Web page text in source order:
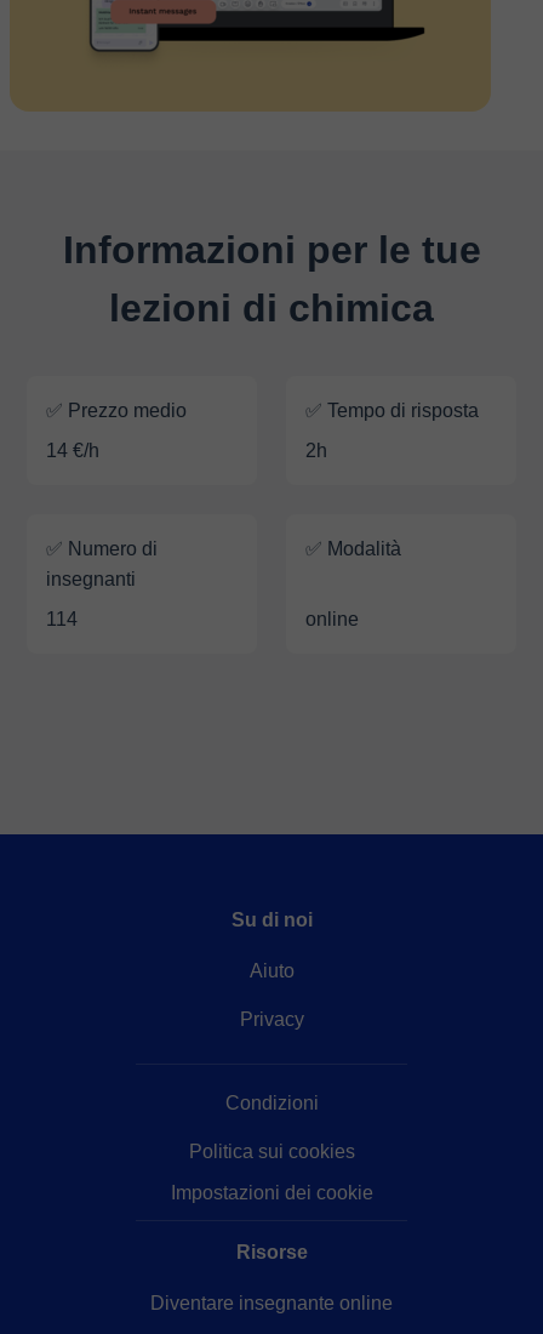
Informazioni per le tue
lezioni di chimica
✅ Prezzo medio
14 €/h
✅ Tempo di risposta
2h
✅ Numero di
insegnanti
114
✅ Modalità
online
Su di noi
Aiuto
Privacy
Condizioni
Politica sui cookies
Impostazioni dei cookie
Risorse
Diventare insegnante online